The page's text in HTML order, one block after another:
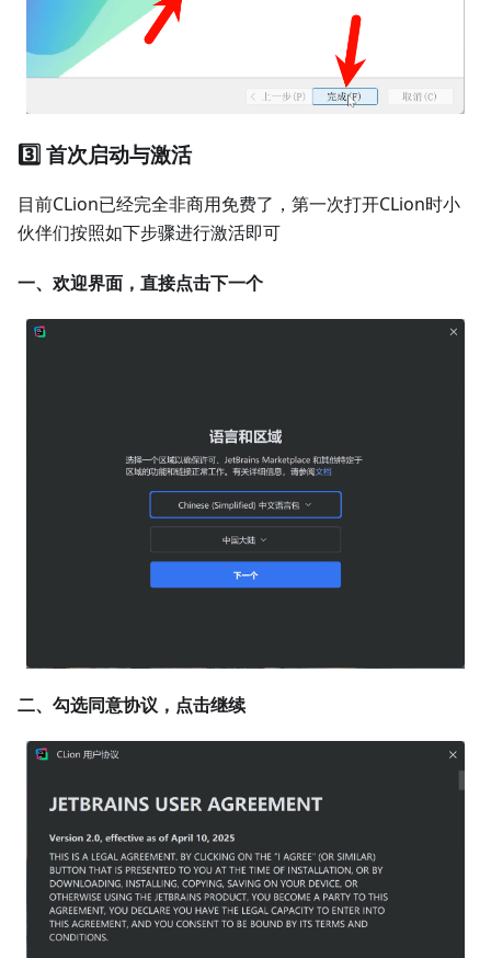
3️⃣ 首次启动与激活
目前CLion已经完全非商用免费了，第一次打开CLion时小
伙伴们按照如下步骤进行激活即可
一、欢迎界面，直接点击下一个
二、勾选同意协议，点击继续